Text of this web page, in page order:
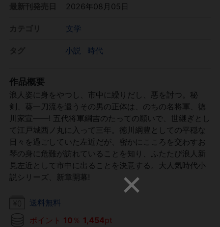
2026年08月05日
文学
小説 時代
作品概要
浪人姿に身をやつし、市中に繰りだし、悪を討つ。秘
剣、葵一刀流を遣うその男の正体は、のちの名将軍、徳
川家宣――! 五代将軍綱吉のたっての願いで、世継ぎとし
て江戸城西ノ丸に入って三年。徳川綱豊としての平穏な
日々を過ごしていた左近だが、密かにこころを交わすお
琴の身に危難が訪れていることを知り、ふたたび浪人新
見左近として市中に出ることを決意する。大人気時代小
説シリーズ、新章開幕!
送料無料
ポイント 10 ％ 1,454pt